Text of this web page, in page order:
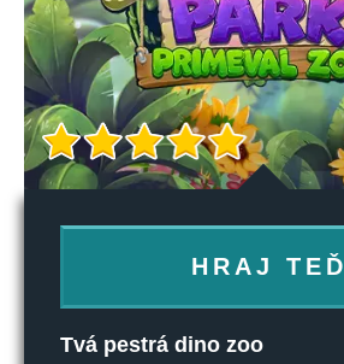
HRAJ TEĎ
Tvá pestrá dino zoo